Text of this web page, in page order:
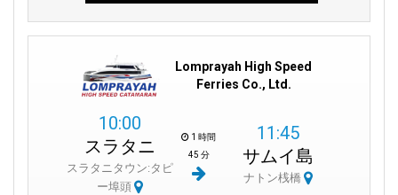
Lomprayah High Speed
Ferries Co., Ltd.
10:00
スラタニ
スラタニタウン:タピ
ー埠頭
1 時間
45 分
11:45
サムイ島
ナトン桟橋